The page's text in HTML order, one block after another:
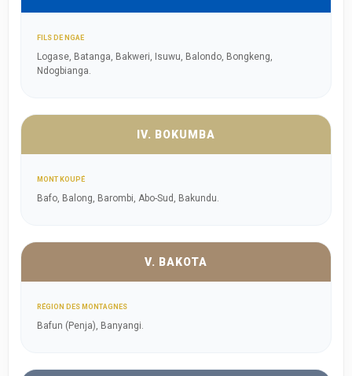
FILS DE NGAE
Logase, Batanga, Bakweri, Isuwu, Balondo, Bongkeng,
Ndogbianga.
IV. BOKUMBA
MONT KOUPÉ
Bafo, Balong, Barombi, Abo-Sud, Bakundu.
V. BAKOTA
RÉGION DES MONTAGNES
Bafun (Penja), Banyangi.